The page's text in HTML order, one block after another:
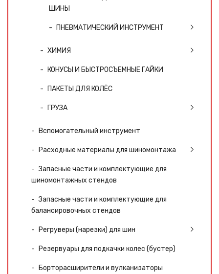
ШИНЫ
ПНЕВМАТИЧЕСКИЙ ИНСТРУМЕНТ
ХИМИЯ
КОНУСЫ И БЫСТРОСЪЕМНЫЕ ГАЙКИ
ПАКЕТЫ ДЛЯ КОЛЁС
ГРУЗА
Вспомогательный инструмент
Расходные материалы для шиномонтажа
Запасные части и комплектующие для
шиномонтажных стендов
Запасные части и комплектующие для
балансировочных стендов
Регруверы (нарезки) для шин
Резервуары для подкачки колес (бустер)
Борторасширители и вулканизаторы